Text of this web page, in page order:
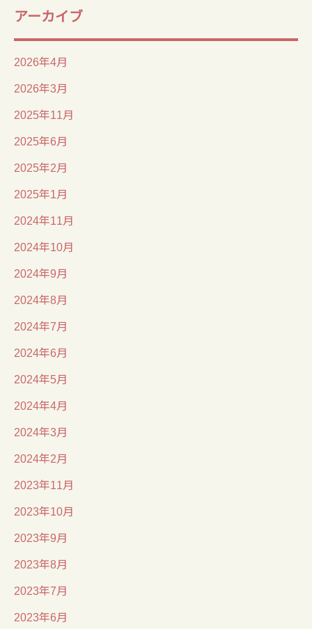
アーカイブ
2026年4月
2026年3月
2025年11月
2025年6月
2025年2月
2025年1月
2024年11月
2024年10月
2024年9月
2024年8月
2024年7月
2024年6月
2024年5月
2024年4月
2024年3月
2024年2月
2023年11月
2023年10月
2023年9月
2023年8月
2023年7月
2023年6月